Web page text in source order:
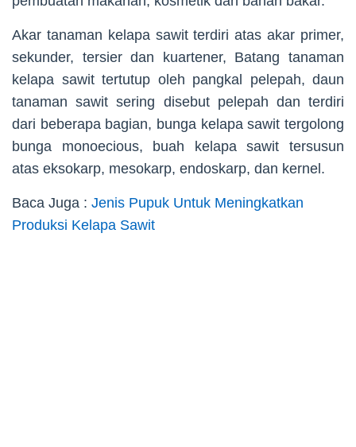
Akar tanaman kelapa sawit terdiri atas akar primer,
sekunder, tersier dan kuartener, Batang tanaman
kelapa sawit tertutup oleh pangkal pelepah, daun
tanaman sawit sering disebut pelepah dan terdiri
dari beberapa bagian, bunga kelapa sawit tergolong
bunga monoecious, buah kelapa sawit tersusun
atas eksokarp, mesokarp, endoskarp, dan kernel.
Baca Juga : Jenis Pupuk Untuk Meningkatkan
Produksi Kelapa Sawit